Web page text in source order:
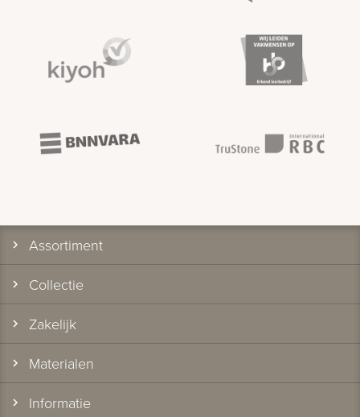
Assortiment
Collectie
Zakelijk
Materialen
Informatie